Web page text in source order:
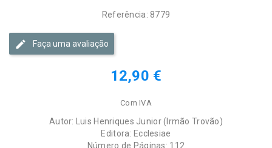
Referência: 8779
Faça uma avaliação
12,90 €
Com IVA
Autor: Luis Henriques Junior (Irmão Trovão)
Editora: Ecclesiae
Número de Páginas: 112